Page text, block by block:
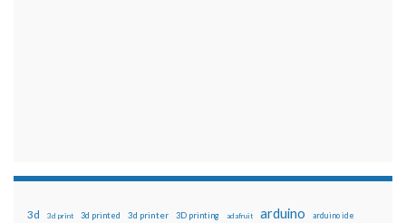
3d 3d print 3d printed 3d printer 3D printing adafruit arduino arduino ide